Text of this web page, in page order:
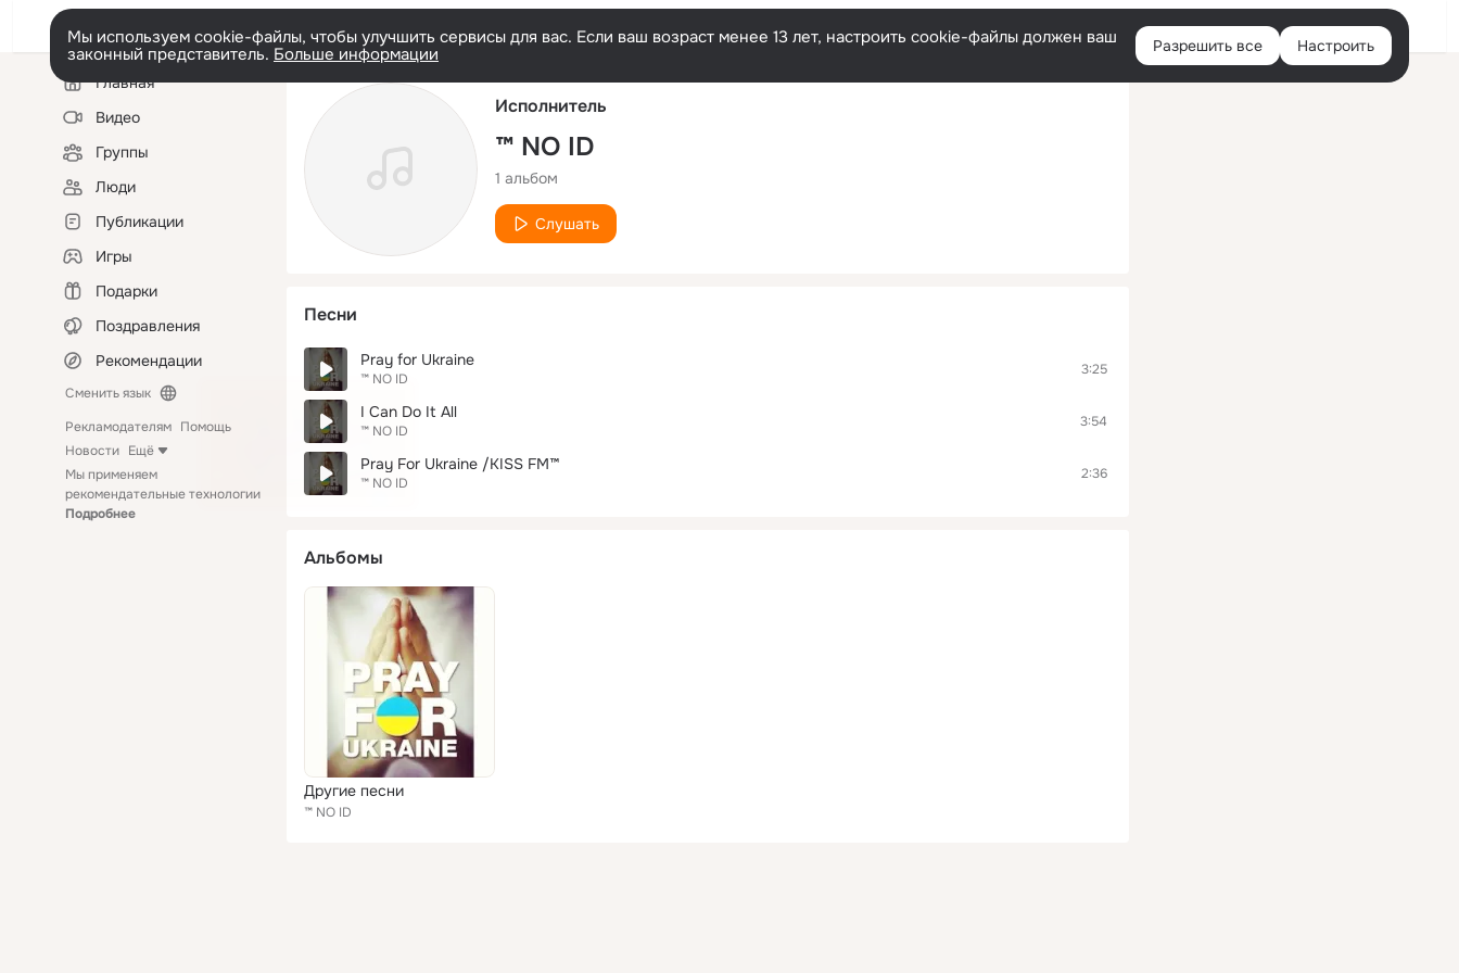
Русский Войти
Мы используем cookie-файлы, чтобы улучшить сервисы для вас. Если ваш возраст менее 13 лет, настроить cookie-файлы должен ваш
законный представитель. Больше информации Разрешить все Настроить
Левая
колонкаГлавная
Видео
Группы
Люди
Публикации
Игры
Подарки
Поздравления
Рекомендации
Сменить язык
Рекламодателям Помощь
Новости Ещё
Мы применяем
рекомендательные технологии
Подробнее
Исполнитель
™ NO ID
1 альбом
Слушать
Песни
Pray for Ukraine
™ NO ID
3:25
I Can Do It All
™ NO ID
3:54
Pray For Ukraine /KISS FM™
™ NO ID
2:36
Альбомы
Другие песни
™ NO ID